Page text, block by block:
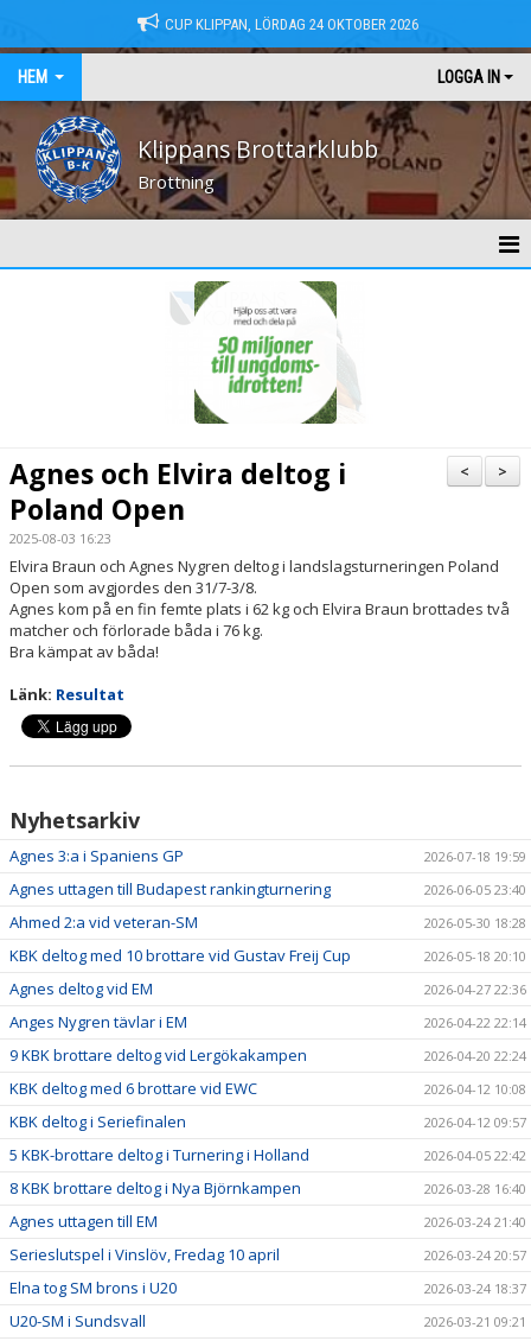
CUP KLIPPAN, LÖRDAG 24 OKTOBER 2026
HEM LOGGA IN
Klippans Brottarklubb
Brottning
TRÄNINGSTIDER
TÄVLINGSPROGRAM
TÄVLINGSRESULTAT
CUP KLIPPAN
KLIPPAN LADY OPEN
LILLA CUP KLIPPAN
BILBINGO
ÅBY-MARKNAD
BROTTNINGSGYMNASIUM
STATISTIK
DOKUMENT
STÖD KBK
KLUBBKLÄDER
SERIEBROTTNING
>
<
Agnes och Elvira deltog i
Poland Open
2025-08-03 16:23
Elvira Braun och Agnes Nygren deltog i landslagsturneringen Poland
Open som avgjordes den 31/7-3/8.
Agnes kom på en fin femte plats i 62 kg och Elvira Braun brottades två
matcher och förlorade båda i 76 kg.
Bra kämpat av båda!
Länk: Resultat
Nyhetsarkiv
Agnes 3:a i Spaniens GP 2026-07-18 19:59
Agnes uttagen till Budapest rankingturnering 2026-06-05 23:40
Ahmed 2:a vid veteran-SM 2026-05-30 18:28
KBK deltog med 10 brottare vid Gustav Freij Cup 2026-05-18 20:10
Agnes deltog vid EM 2026-04-27 22:36
Anges Nygren tävlar i EM 2026-04-22 22:14
9 KBK brottare deltog vid Lergökakampen 2026-04-20 22:24
KBK deltog med 6 brottare vid EWC 2026-04-12 10:08
KBK deltog i Seriefinalen 2026-04-12 09:57
5 KBK-brottare deltog i Turnering i Holland 2026-04-05 22:42
8 KBK brottare deltog i Nya Björnkampen 2026-03-28 16:40
Agnes uttagen till EM 2026-03-24 21:40
Serieslutspel i Vinslöv, Fredag 10 april 2026-03-24 20:57
Elna tog SM brons i U20 2026-03-24 18:37
U20-SM i Sundsvall 2026-03-21 09:21